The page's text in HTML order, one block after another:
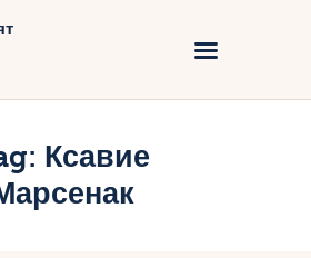
Ксавие
дневник на Мария